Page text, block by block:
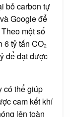
bỏ carbon tự
Google để
một số
6 tỷ tấn CO₂
để đạt được
có thể giúp
cam kết khí
lên toàn